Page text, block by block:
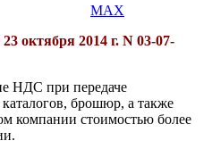
MAX
октября 2014 г. N 03-07-
НДС при передаче
брошюр, а также
компании стоимостью более